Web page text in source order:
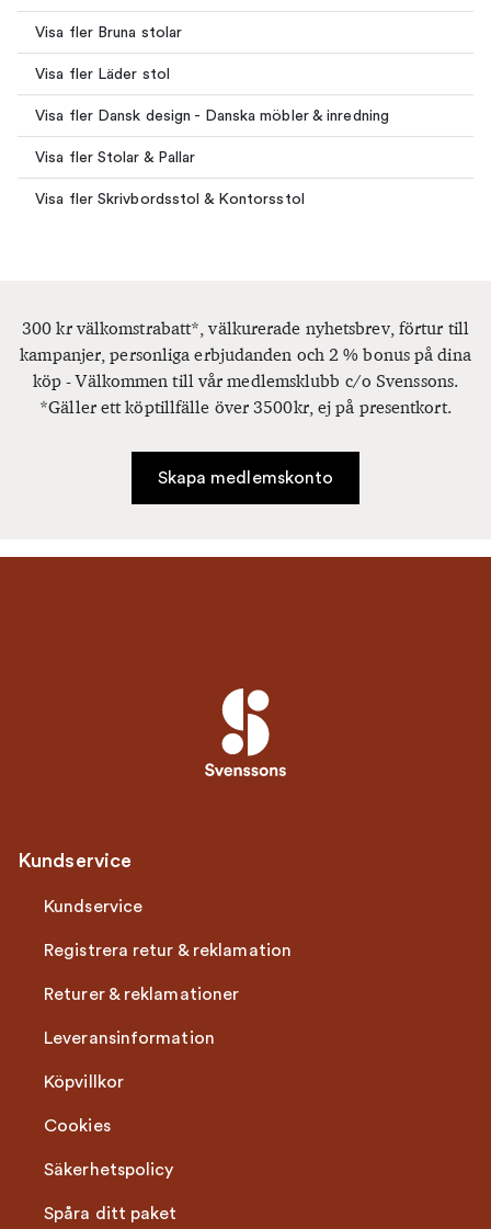
Visa fler Bruna stolar
Visa fler Läder stol
Visa fler Dansk design - Danska möbler & inredning
Visa fler Stolar & Pallar
Visa fler Skrivbordsstol & Kontorsstol
300 kr välkomstrabatt*, välkurerade nyhetsbrev, förtur till
kampanjer, personliga erbjudanden och 2 % bonus på dina
köp - Välkommen till vår medlemsklubb c/o Svenssons.
*Gäller ett köptillfälle över 3500kr, ej på presentkort.
Skapa medlemskonto
Kundservice
Kundservice
Registrera retur & reklamation
Returer & reklamationer
Leveransinformation
Köpvillkor
Cookies
Säkerhetspolicy
Spåra ditt paket